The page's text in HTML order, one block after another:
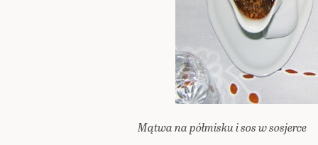
Mątwa na półmisku i sos w sosjerce